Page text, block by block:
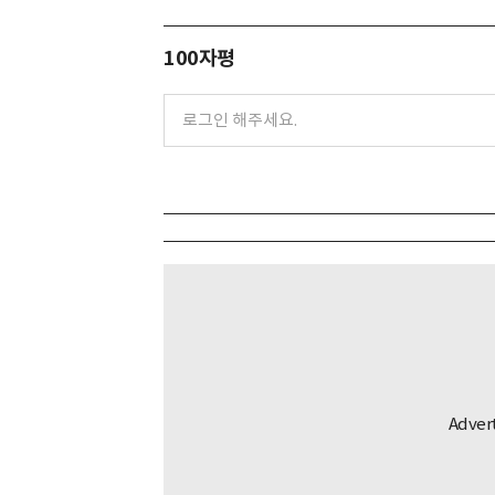
100자평